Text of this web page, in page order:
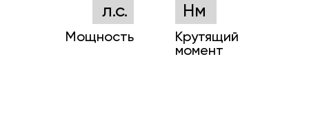
л.с.
Мощность
Нм
Крутящий
момент